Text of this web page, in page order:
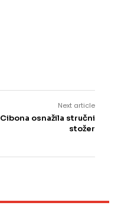
Next article
Cibona osnažila stručni
stožer